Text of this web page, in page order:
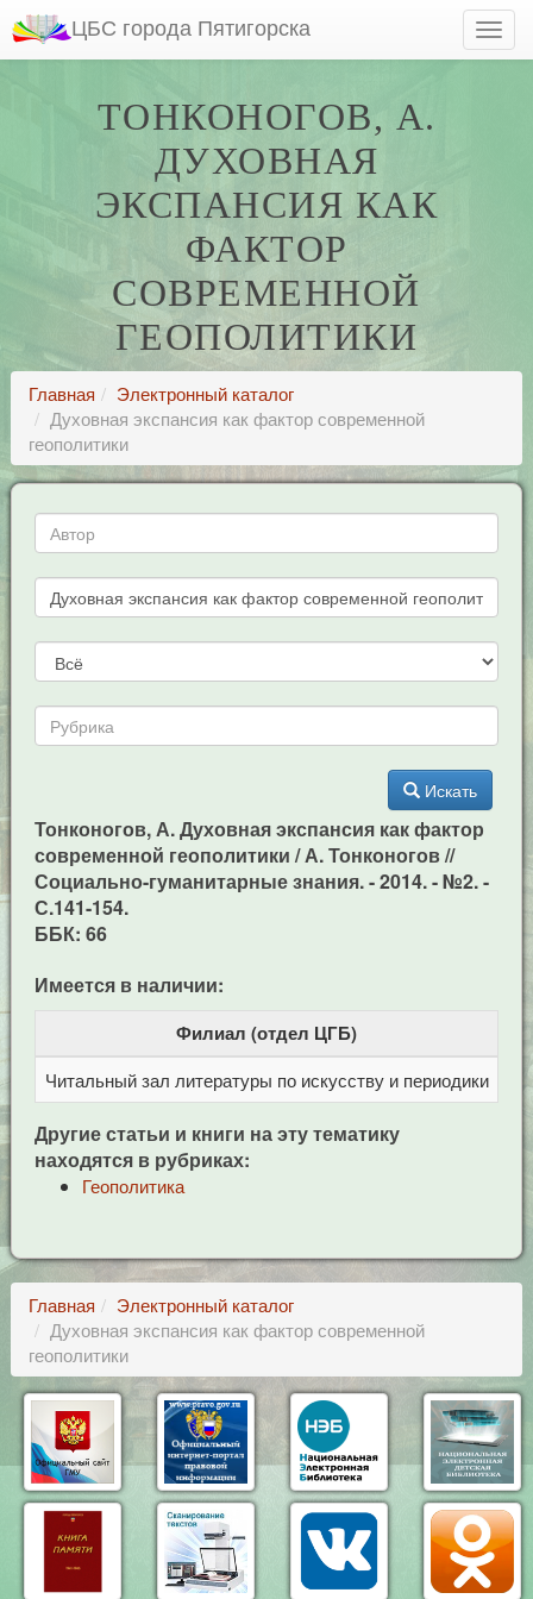
ЦБС города Пятигорска
ТОНКОНОГОВ, А.
ДУХОВНАЯ
ЭКСПАНСИЯ КАК
ФАКТОР
СОВРЕМЕННОЙ
ГЕОПОЛИТИКИ
Главная
Электронный каталог
Духовная экспансия как фактор современной
геополитики
Искать
Тонконогов, А. Духовная экспансия как фактор
современной геополитики / А. Тонконогов //
Социально-гуманитарные знания. - 2014. - №2. -
С.141-154.
ББК: 66
Имеется в наличии:
Филиал (отдел ЦГБ)
Читальный зал литературы по искусству и периодики
Другие статьи и книги на эту тематику
находятся в рубриках:
Геополитика
Главная
Электронный каталог
Духовная экспансия как фактор современной
геополитики